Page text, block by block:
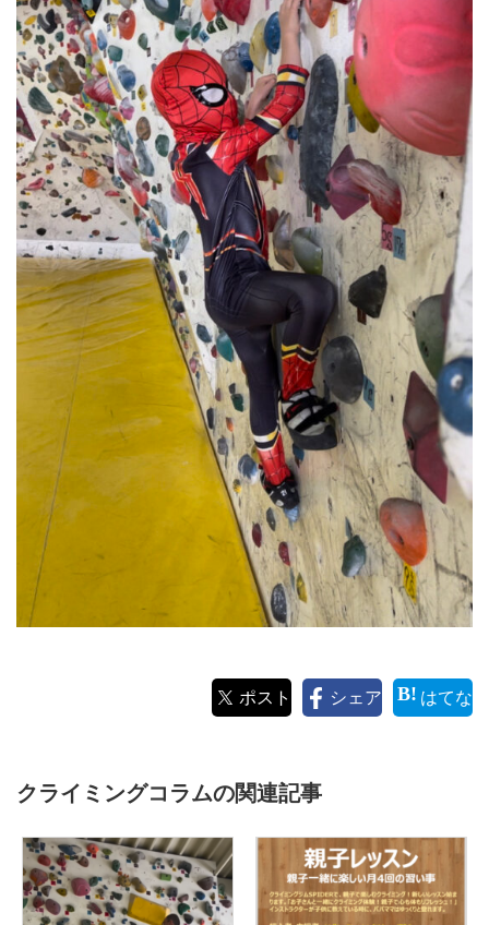
ポスト シェア はてな
クライミングコラムの関連記事